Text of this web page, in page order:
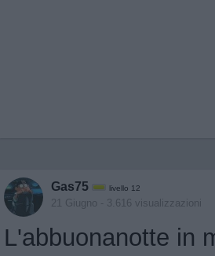
Gas75 livello 12
21 Giugno - 3.616 visualizzazioni
L'abbuonanotte in